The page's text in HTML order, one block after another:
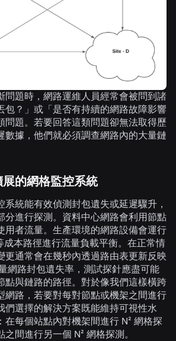
問題時，網路運維人員經常會被問到諸
包？」或「是否有持續的網路故障影響
問題。若要回答這類問題卻無法取得歷
數據，他們就必須調查網路內的大量鏈
的網格監控系統
系統能有效偵測封包遺失或延遲驟升，
分進行探測。資料中心網路會利用節點
用者流量。生產環境的網路設備會運行
成本路徑進行流量負載平衡。在正常情
更通常會在幾秒內透過路由表更新反映
網路封包遺失率，測試探針應盡可能
點與鏈路的路徑。對於像我們這樣橫跨
網路，若要對每對節點或機架之間進行
們選擇的解決方案既能維持可視性水
在每個站點內對機架間進行 N² 網格探
間進行另一個 N² 網格探測。